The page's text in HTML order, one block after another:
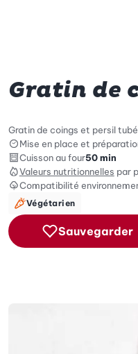
Gratin de
Gratin de coings et persil
Mise en place et
Cuisson au four50 min
Valeurs nutritionnelles par
Compatibilité
Végétarien
Sauvegarder